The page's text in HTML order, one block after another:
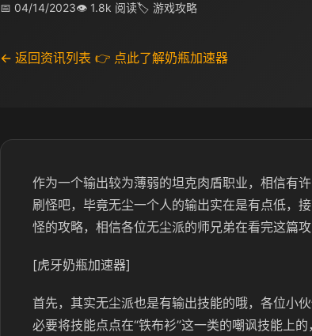
📅 04/14/2023👁 1.8k 阅读🏷 游戏攻略
← 返回资讯列表 👉 点此了解奶瓶加速器
作为一个输出较为薄弱的坦克肉盾职业，相信有
刷怪吧，毕竟无尘一个人的输出实在是有点低，
怪的攻略，相信各位无尘派的师兄弟在看完这篇
[虎牙奶瓶加速器]
首先，其实无尘派也是有输出技能的哦，各位小
必要将技能点点在“铁布衫”这一类的嘲讽技能上